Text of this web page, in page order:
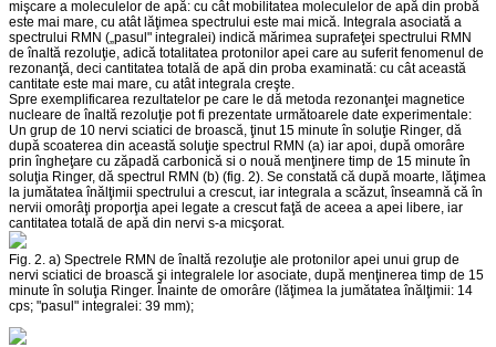
mişcare a moleculelor de apă: cu cât mobilitatea moleculelor de apă din probă
este mai mare, cu atât lăţimea spectrului este mai mică. Integrala asociată a
spectrului RMN („pasul" integralei) indică mărimea suprafeţei spectrului RMN
de înaltă rezoluţie, adică totalitatea protonilor apei care au suferit fenomenul de
rezonanţă, deci cantitatea totală de apă din proba examinată: cu cât această
cantitate este mai mare, cu atât integrala creşte.
Spre exemplificarea rezultatelor pe care le dă metoda rezonanţei magnetice
nucleare de înaltă rezoluţie pot fi prezentate următoarele date experimentale:
Un grup de 10 nervi sciatici de broască, ţinut 15 minute în soluţie Ringer, dă
după scoaterea din această soluţie spectrul RMN (a) iar apoi, după omorâre
prin îngheţare cu zăpadă carbonică si o nouă menţinere timp de 15 minute în
soluţia Ringer, dă spectrul RMN (b) (fig. 2). Se constată că după moarte, lăţimea
la jumătatea înălţimii spectrului a crescut, iar integrala a scăzut, înseamnă că în
nervii omorâţi proporţia apei legate a crescut faţă de aceea a apei libere, iar
cantitatea totală de apă din nervi s-a micşorat.
Fig. 2. a) Spectrele RMN de înaltă rezoluţie ale protonilor apei unui grup de
nervi sciatici de broască şi integralele lor asociate, după menţinerea timp de 15
minute în soluţia Ringer. Înainte de omorâre (lăţimea la jumătatea înălţimii: 14
cps; "pasul" integralei: 39 mm);